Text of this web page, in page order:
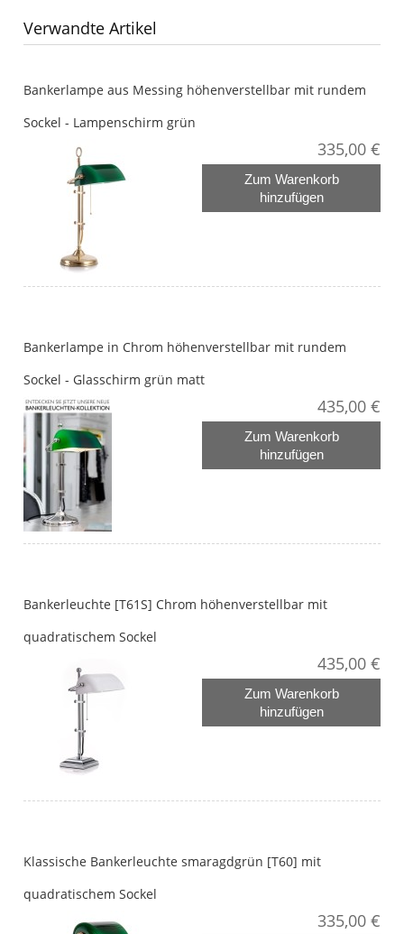
Verwandte Artikel
Bankerlampe aus Messing höhenverstellbar mit rundem
Sockel - Lampenschirm grün
335,00 €
Zum Warenkorb
hinzufügen
Bankerlampe in Chrom höhenverstellbar mit rundem
Sockel - Glasschirm grün matt
435,00 €
Zum Warenkorb
hinzufügen
Bankerleuchte [T61S] Chrom höhenverstellbar mit
quadratischem Sockel
435,00 €
Zum Warenkorb
hinzufügen
Klassische Bankerleuchte smaragdgrün [T60] mit
quadratischem Sockel
335,00 €